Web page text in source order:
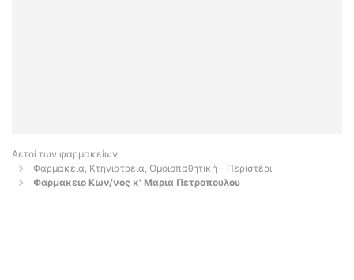
Αετοί των φαρμακείων
Φαρμακεία, Κτηνιατρεία, Ομοιοπαθητική - Περιστέρι
Φαρμακειο Κων/νος κ' Μαρια Πετροπουλου